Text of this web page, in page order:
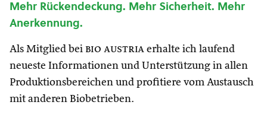
Mehr Rückendeckung. Mehr Sicherheit. Mehr
Anerkennung.
Als Mitglied bei bio austria erhalte ich laufend
neueste Informationen und Unterstützung in allen
Produktionsbereichen und profitiere vom Austausch
mit anderen Biobetrieben.